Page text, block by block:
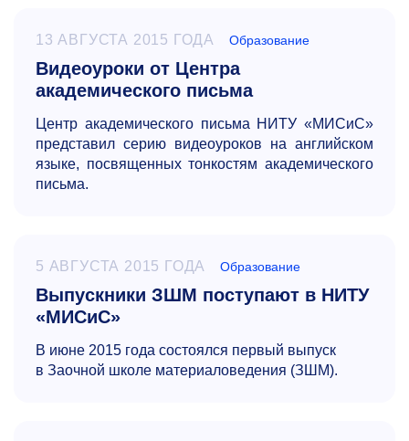
13 АВГУСТА 2015 ГОДА Образование
Видеоуроки от Центра
академического письма
Центр академического письма НИТУ «МИСиС»
представил серию видеоуроков на английском
языке, посвященных тонкостям академического
письма.
5 АВГУСТА 2015 ГОДА Образование
Выпускники ЗШМ поступают в НИТУ
«МИСиС»
В июне 2015 года состоялся первый выпуск
в Заочной школе материаловедения (ЗШМ).